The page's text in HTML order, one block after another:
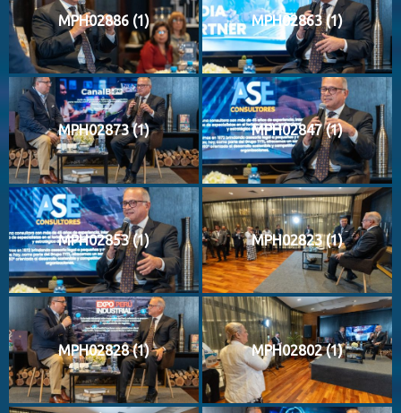
MPH02886 (1) MPH02863 (1)
MPH02873 (1) MPH02847 (1)
MPH02853 (1) MPH02823 (1)
MPH02828 (1) MPH02802 (1)